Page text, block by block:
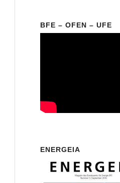
BFE – OFEN – UFE
ENERGEIA